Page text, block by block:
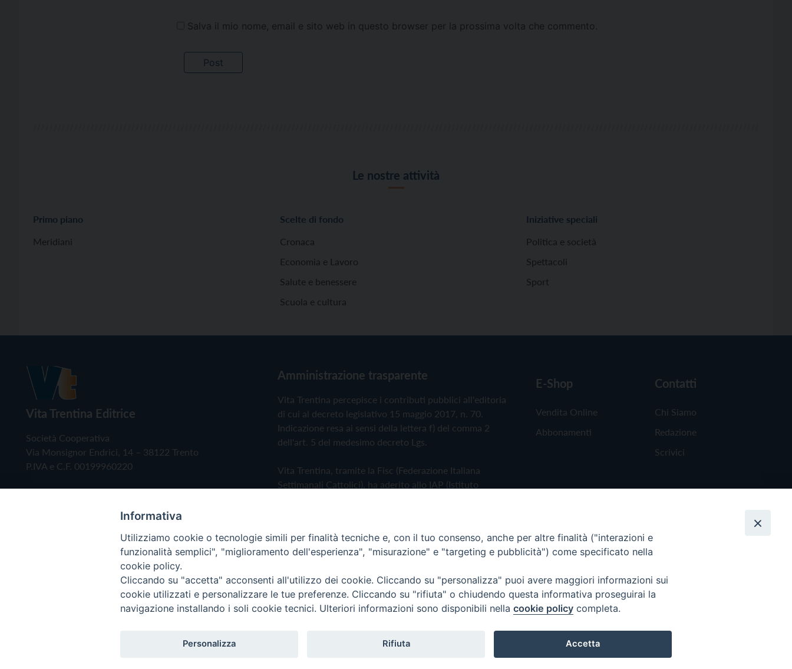
Salva il mio nome, email e sito web in questo browser per la prossima volta che commento.
Le nostre attività
Primo piano
Meridiani
Scelte di fondo
Cronaca
Economia e Lavoro
Salute e benessere
Scuola e cultura
Iniziative speciali
Politica e società
Spettacoli
Sport
Vita Trentina Editrice
Società Cooperativa
Via Monsignor Endrici, 14 – 38122 Trento
P.IVA e C.F. 00199960220
Amministrazione trasparente
Vita Trentina percepisce i contributi pubblici all'editoria
di cui al decreto legislativo 15 maggio 2017, n. 70.
Indicazione resa ai sensi della lettera f) del comma 2
dell'art. 5 del medesimo decreto Lgs.
Vita Trentina, tramite la Fisc (Federazione Italiana
Settimanali Cattolici), ha aderito allo IAP (Istituto
Privacy Policy Cookie Policy
E-Shop
Vendita Online
Abbonamenti
Contatti
Chi Siamo
Redazione
Scrivici
Copyright © 2019 - Tutti i diritti riservati - Vita Trentina Editrice
Informativa
Utilizziamo cookie o tecnologie simili per finalità tecniche e, con il tuo consenso, anche per altre finalità ("interazioni e
funzionalità semplici", "miglioramento dell'esperienza", "misurazione" e "targeting e pubblicità") come specificato nella
cookie policy.
Cliccando su "accetta" acconsenti all'utilizzo dei cookie. Cliccando su "personalizza" puoi avere maggiori informazioni sui
cookie utilizzati e personalizzare le tue preferenze. Cliccando su "rifiuta" o chiudendo questa informativa proseguirai la
navigazione installando i soli cookie tecnici. Ulteriori informazioni sono disponibili nella cookie policy completa.
Personalizza Rifiuta Accetta